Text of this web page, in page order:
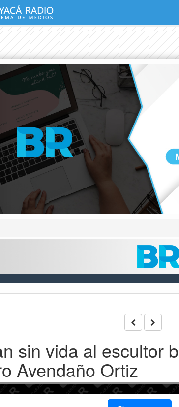
sin vida al escultor
Avendaño Ortiz